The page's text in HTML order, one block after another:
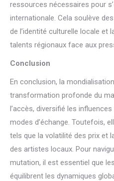
ressources nécessaires pour
internationale. Cela soulève
de l’identité culturelle locale et
talents régionaux face aux
Conclusion
En conclusion, la
transformation profonde du
l’accès, diversifié les
modes d’échange. Toutefois,
tels que la volatilité des prix et
des artistes locaux. Pour
mutation, il est essentiel que
équilibrent les dynamiques